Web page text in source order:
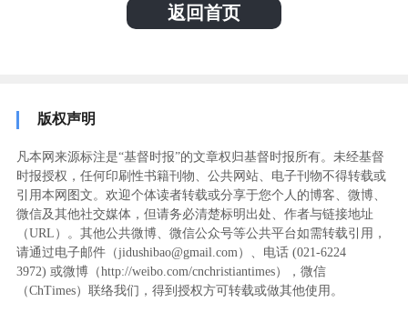
返回首页
版权声明
凡本网来源标注是“基督时报”的文章权归基督时报所有。未经基督
时报授权，任何印刷性书籍刊物、公共网站、电子刊物不得转载或
引用本网图文。欢迎个体读者转载或分享于您个人的博客、微博、
微信及其他社交媒体，但请务必清楚标明出处、作者与链接地址
（URL）。其他公共微博、微信公众号等公共平台如需转载引用，
请通过电子邮件（jidushibao@gmail.com）、电话 (021-6224
3972) ‬或微博（http://weibo.com/cnchristiantimes），微信
（ChTimes）联络我们，得到授权方可转载或做其他使用。